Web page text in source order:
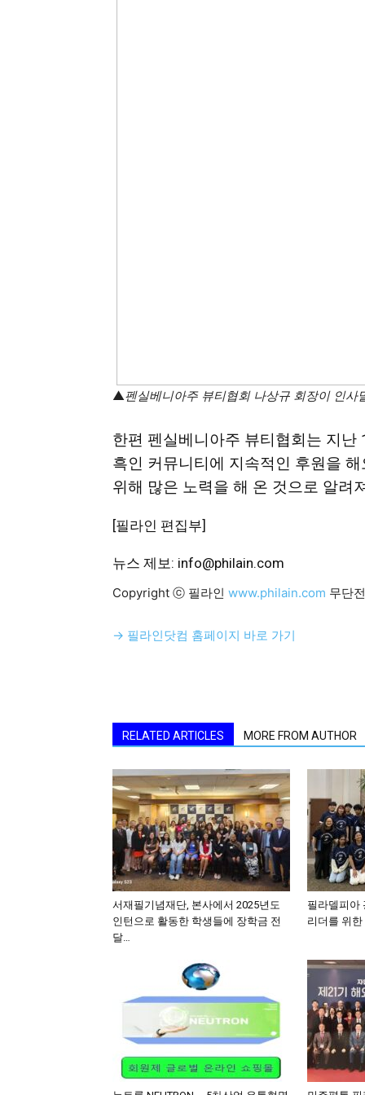
▲펜실베니아주 뷰티협회 나상규 회장이 인사
한편 펜실베니아주 뷰티협회는 지
흑인 커뮤니티에 지속적인 후원을
위해 많은 노력을 해 온 것으로 알려
[필라인 편집부]
뉴스 제보: info@philain.com
Copyright ⓒ 필라인 www.philain.com 무단
→ 필라인닷컴 홈페이지 바로 가기
RELATED ARTICLES MORE FROM AUTHOR
서재필기념재단, 본사에서 2025년도
인턴으로 활동한 학생들에 장학금 전
달…
필라델피아
리더를 위